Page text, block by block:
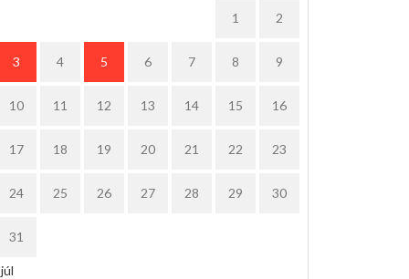
1 2
3 4 5 6 7 8 9
10 11 12 13 14 15 16
17 18 19 20 21 22 23
24 25 26 27 28 29 30
31